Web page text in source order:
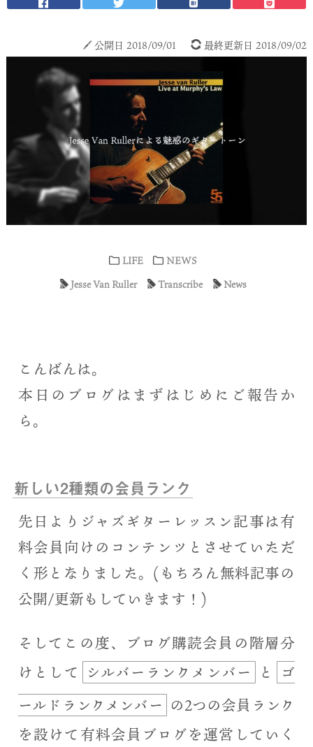
公開日 2018/09/01 最終更新日 2018/09/02
LIFE
NEWS
Jesse Van Ruller
Transcribe News
こんばんは。
本日のブログはまずはじめにご報告か
ら。
新しい2種類の会員ランク
先日よりジャズギターレッスン記事は有
料会員向けのコンテンツとさせていただ
く形となりました。(もちろん無料記事の
公開/更新もしていきます！)
そしてこの度、ブログ購読会員の階層分
けとして シルバーランクメンバー と
ゴ
ールドランクメンバー の2つの会員ランク
を設けて有料会員ブログを運営していく